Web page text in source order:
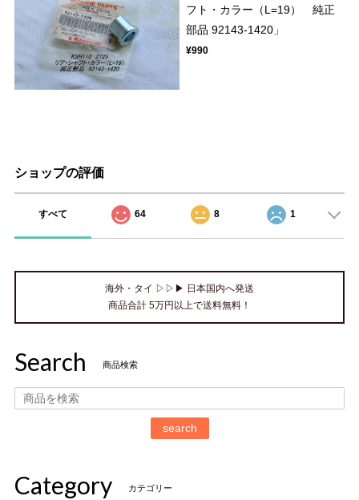
フト・カラー（L=19） 純正
部品 92143-1420」
¥990
ショップの評価
すべて 64 8 1
海外・タイ ▷▷▶ 日本国内へ発送
商品合計 5万円以上で送料無料！
Search 商品検索
search
Category カテゴリー